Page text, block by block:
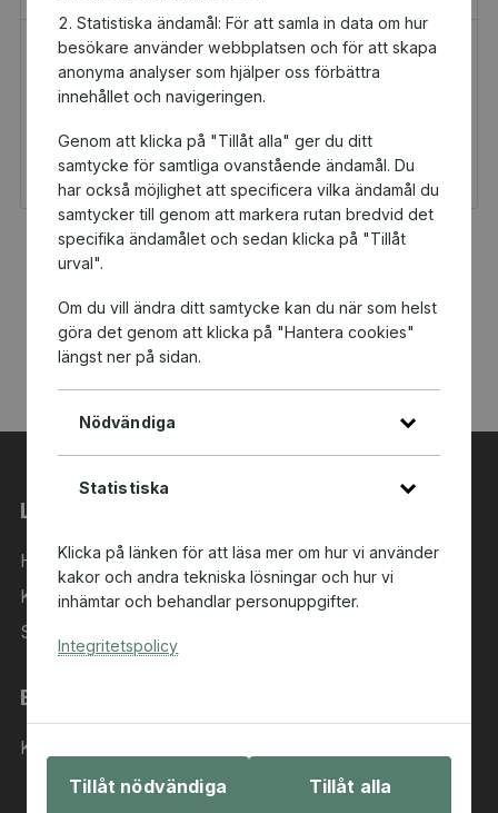
Statistiska ändamål: För att samla in data om hur
besökare använder webbplatsen och för att skapa
anonyma analyser som hjälper oss förbättra
innehållet och navigeringen.
Genom att klicka på "Tillåt alla" ger du ditt
samtycke för samtliga ovanstående ändamål. Du
har också möjlighet att specificera vilka ändamål du
samtycker till genom att markera rutan bredvid det
specifika ändamålet och sedan klicka på "Tillåt
urval".
Om du vill ändra ditt samtycke kan du när som helst
göra det genom att klicka på "Hantera cookies"
längst ner på sidan.
Nödvändiga
Statistiska
Klicka på länken för att läsa mer om hur vi använder
kakor och andra tekniska lösningar och hur vi
inhämtar och behandlar personuppgifter.
Integritetspolicy
Tillåt nödvändiga Tillåt alla
H&M Presentkort
Presentkort
Du och Budokwai
Stockholm får 5 kr
tillbaka
Golfamore
Presentkort
Du och Budokwai
Stockholm får 29,75 kr
tillbaka
Länkar
Hem
Kategorier
Sök i sortimentet
Behöver du hjälp?
Kontakta oss